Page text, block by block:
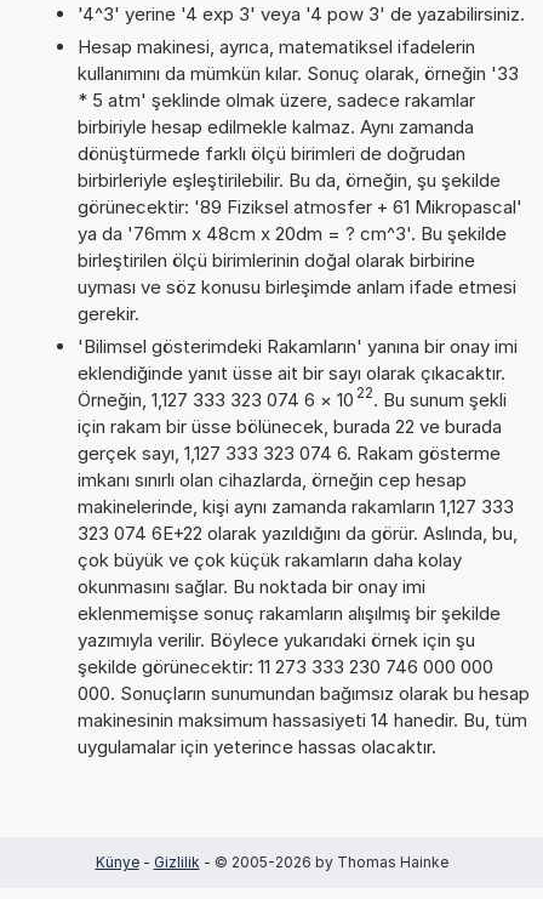
'4^3' yerine '4 exp 3' veya '4 pow 3' de yazabilirsiniz.
Hesap makinesi, ayrıca, matematiksel ifadelerin
kullanımını da mümkün kılar. Sonuç olarak, örneğin '33
* 5 atm' şeklinde olmak üzere, sadece rakamlar
birbiriyle hesap edilmekle kalmaz. Aynı zamanda
dönüştürmede farklı ölçü birimleri de doğrudan
birbirleriyle eşleştirilebilir. Bu da, örneğin, şu şekilde
görünecektir: '89 Fiziksel atmosfer + 61 Mikropascal'
ya da '76mm x 48cm x 20dm = ? cm^3'. Bu şekilde
birleştirilen ölçü birimlerinin doğal olarak birbirine
uyması ve söz konusu birleşimde anlam ifade etmesi
gerekir.
'Bilimsel gösterimdeki Rakamların' yanına bir onay imi
eklendiğinde yanıt üsse ait bir sayı olarak çıkacaktır.
Örneğin, 1,127 333 323 074 6 × 10 22. Bu sunum şekli
için rakam bir üsse bölünecek, burada 22 ve burada
gerçek sayı, 1,127 333 323 074 6. Rakam gösterme
imkanı sınırlı olan cihazlarda, örneğin cep hesap
makinelerinde, kişi aynı zamanda rakamların 1,127 333
323 074 6E+22 olarak yazıldığını da görür. Aslında, bu,
çok büyük ve çok küçük rakamların daha kolay
okunmasını sağlar. Bu noktada bir onay imi
eklenmemişse sonuç rakamların alışılmış bir şekilde
yazımıyla verilir. Böylece yukarıdaki örnek için şu
şekilde görünecektir: 11 273 333 230 746 000 000
000. Sonuçların sunumundan bağımsız olarak bu hesap
makinesinin maksimum hassasiyeti 14 hanedir. Bu, tüm
uygulamalar için yeterince hassas olacaktır.
Künye- Gizlilik - © 2005-2026 by Thomas Hainke